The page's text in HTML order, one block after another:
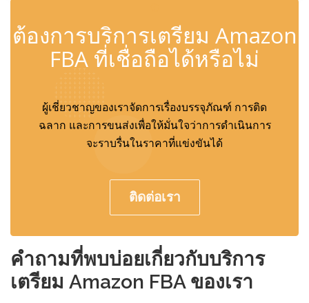
ต้องการบริการเตรียม Amazon
FBA ที่เชื่อถือได้หรือไม่
ผู้เชี่ยวชาญของเราจัดการเรื่องบรรจุภัณฑ์ การติด
ฉลาก และการขนส่งเพื่อให้มั่นใจว่าการดำเนินการ
จะราบรื่นในราคาที่แข่งขันได้
ติดต่อเรา
คำถามที่พบบ่อยเกี่ยวกับบริการ
เตรียม Amazon FBA ของเรา